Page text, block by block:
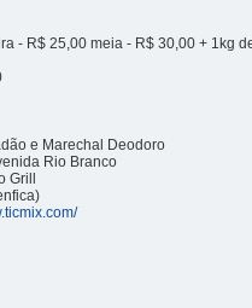
- R$ 25,00 meia - R$ 30,00 + 1kg
e Marechal Deodoro
Rio Branco